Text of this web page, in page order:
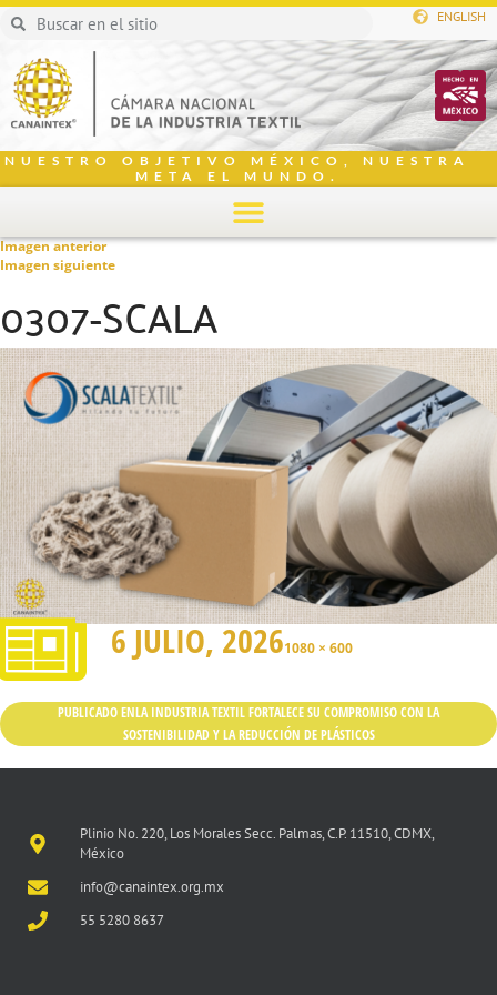
ENGLISH
NUESTRO OBJETIVO MÉXICO, NUESTRA
META EL MUNDO.
Imagen anterior
Imagen siguiente
0307-SCALA
6 JULIO, 20261080 × 600
PUBLICADO ENLA INDUSTRIA TEXTIL FORTALECE SU COMPROMISO CON LA
SOSTENIBILIDAD Y LA REDUCCIÓN DE PLÁSTICOS
Plinio No. 220, Los Morales Secc. Palmas, C.P. 11510, CDMX,
México
info@canaintex.org.mx
55 5280 8637